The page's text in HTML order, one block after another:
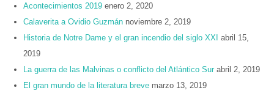
Acontecimientos 2019 enero 2, 2020
Calaverita a Ovidio Guzmán noviembre 2, 2019
Historia de Notre Dame y el gran incendio del siglo XXI
abril 15,
2019
La guerra de las Malvinas o conflicto del Atlántico Sur abril 2, 2019
El gran mundo de la literatura breve marzo 13, 2019